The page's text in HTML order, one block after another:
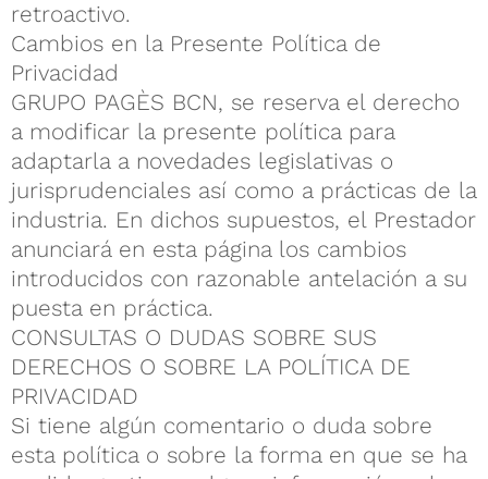
retroactivo.
Cambios en la Presente Política de
Privacidad
GRUPO PAGÈS BCN, se reserva el derecho
a modificar la presente política para
adaptarla a novedades legislativas o
jurisprudenciales así como a prácticas de la
industria. En dichos supuestos, el Prestador
anunciará en esta página los cambios
introducidos con razonable antelación a su
puesta en práctica.
CONSULTAS O DUDAS SOBRE SUS
DERECHOS O SOBRE LA POLÍTICA DE
PRIVACIDAD
Si tiene algún comentario o duda sobre
esta política o sobre la forma en que se ha